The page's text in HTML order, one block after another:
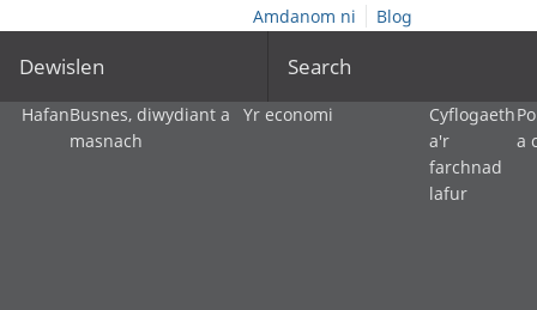
Amdanom ni
Blog
Dewislen Search
HafanBusnes, diwydiant a
masnach
Yr economi
Cyflogaeth
a'r
farchnad
lafur
a